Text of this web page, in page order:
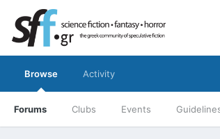
Browse
Forums Clubs Events
Activity